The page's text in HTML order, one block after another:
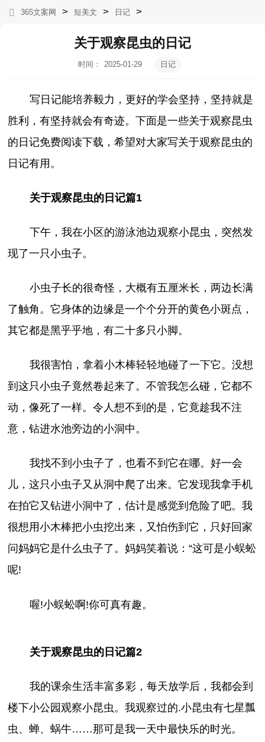
365文案网 > 短美文 > 日记 >
关于观察昆虫的日记
时间：
2025-01-29
日记
写日记能培养毅力，更好的学会坚持，坚持就是
胜利，有坚持就会有奇迹。下面是一些关于观察昆虫
的日记免费阅读下载，希望对大家写关于观察昆虫的
日记有用。
关于观察昆虫的日记篇1
下午，我在小区的游泳池边观察小昆虫，突然发
现了一只小虫子。
小虫子长的很奇怪，大概有五厘米长，两边长满
了触角。它身体的边缘是一个个分开的黄色小斑点，
其它都是黑乎乎地，有二十多只小脚。
我很害怕，拿着小木棒轻轻地碰了一下它。没想
到这只小虫子竟然卷起来了。不管我怎么碰，它都不
动，像死了一样。令人想不到的是，它竟趁我不注
意，钻进水池旁边的小洞中。
我找不到小虫子了，也看不到它在哪。好一会
儿，这只小虫子又从洞中爬了出来。它发现我拿手机
在拍它又钻进小洞中了，估计是感觉到危险了吧。我
很想用小木棒把小虫挖出来，又怕伤到它，只好回家
问妈妈它是什么虫子了。妈妈笑着说：“这可是小蜈蚣
呢!
喔!小蜈蚣啊!你可真有趣。
关于观察昆虫的日记篇2
我的课余生活丰富多彩，每天放学后，我都会到
楼下小公园观察小昆虫。我观察过的.小昆虫有七星瓢
虫、蝉、蜗牛……那可是我一天中最快乐的时光。